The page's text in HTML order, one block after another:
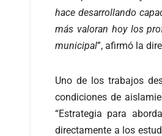
hace desarrollando
más valoran hoy los
municipal”, afirmó la
Uno de los trabajos
condiciones de
“Estrategia para
directamente a los